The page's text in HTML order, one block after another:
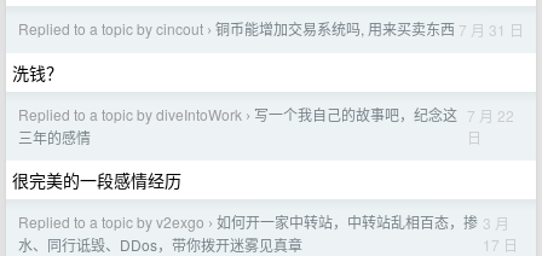
Replied to a topic by cincout › 铜币能增加交易系统吗, 用来买卖东西 7 月 31 日
洗钱？
Replied to a topic by diveIntoWork › ​写一个我自己的故事吧，纪念这
三年的感情
7 月 22
日
很完美的一段感情经历
Replied to a topic by v2exgo › 如何开一家中转站，中转站乱相百态，掺
水、同行诋毁、DDos，带你拨开迷雾见真章
3 月
17 日